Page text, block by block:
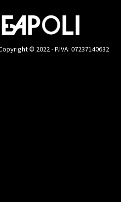
© 2022 - P.IVA: 07237140632